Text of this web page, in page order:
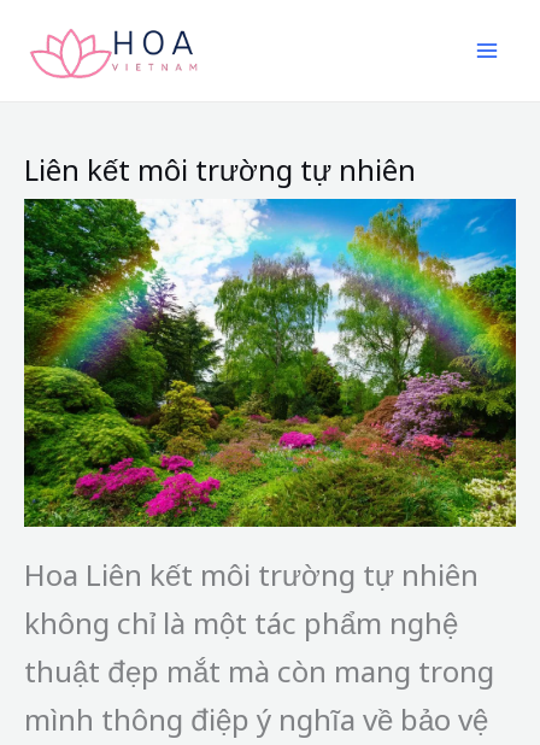
Liên kết môi trường tự nhiên
Hoa Liên kết môi trường tự nhiên
không chỉ là một tác phẩm nghệ
thuật đẹp mắt mà còn mang trong
mình thông điệp ý nghĩa về bảo vệ